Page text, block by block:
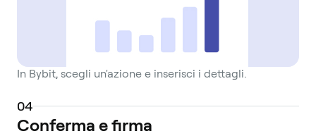
In Bybit, scegli un'azione e inserisci i dettagli.
04
Conferma e firma